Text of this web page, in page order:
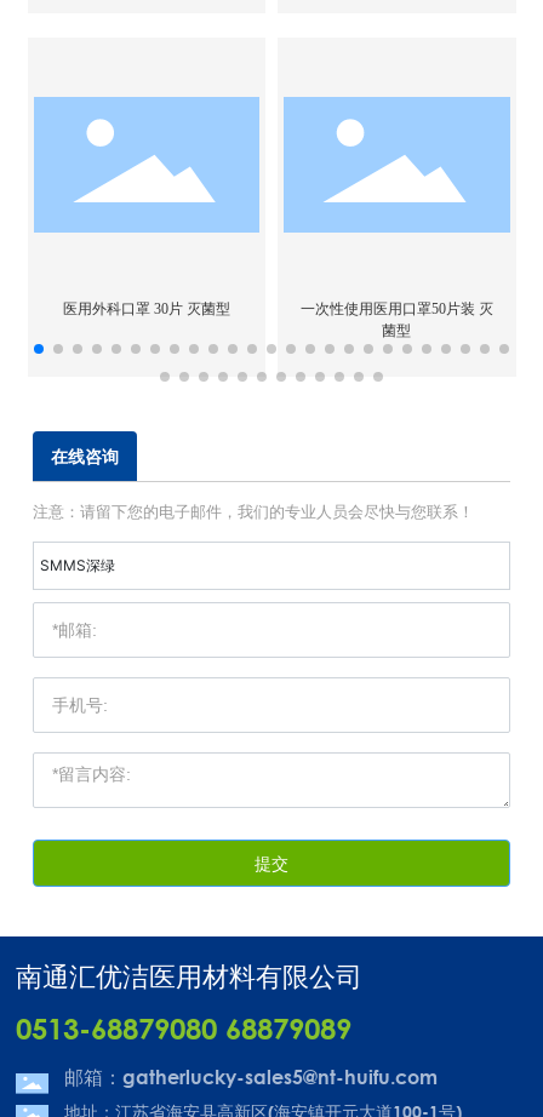
医用外科口罩 30片 灭菌型
一次性使用医用口罩50片装 灭
菌型
在线咨询
注意：请留下您的电子邮件，我们的专业人员会尽快与您联系！
SMMS深绿
提交
南通汇优洁医用材料有限公司
0513-68879080 68879089
邮箱：gatherlucky-sales5@nt-huifu.com
地址：江苏省海安县高新区(海安镇开元大道100-1号)